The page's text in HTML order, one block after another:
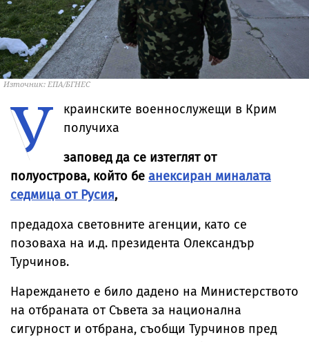
Източник: ЕПА/БГНЕС
У
краинските военнослужещи в Крим
получиха
заповед да се изтеглят от
полуострова, който бе анексиран миналата
седмица от Русия,
предадоха световните агенции, като се
позоваха на и.д. президента Олександър
Турчинов.
Нареждането е било дадено на Министерството
на отбраната от Съвета за национална
сигурност и отбрана, съобщи Турчинов пред